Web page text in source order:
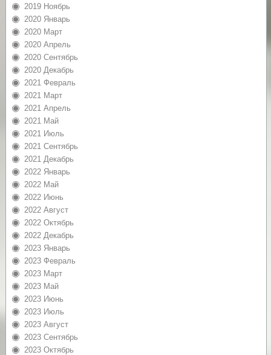
2019 Ноябрь
2020 Январь
2020 Март
2020 Апрель
2020 Сентябрь
2020 Декабрь
2021 Февраль
2021 Март
2021 Апрель
2021 Май
2021 Июль
2021 Сентябрь
2021 Декабрь
2022 Январь
2022 Май
2022 Июнь
2022 Август
2022 Октябрь
2022 Декабрь
2023 Январь
2023 Февраль
2023 Март
2023 Май
2023 Июнь
2023 Июль
2023 Август
2023 Сентябрь
2023 Октябрь